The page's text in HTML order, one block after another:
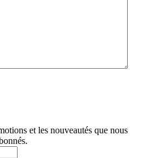
et les nouveautés que nous